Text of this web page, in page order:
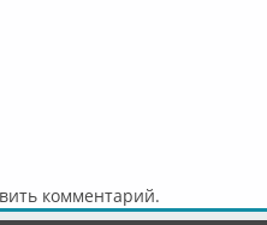
комментарий.